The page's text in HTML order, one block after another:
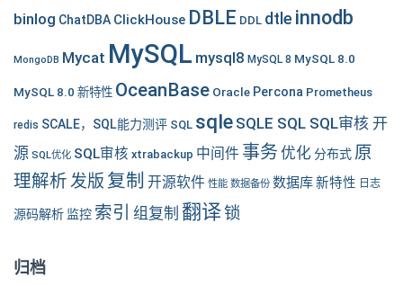
binlog ChatDBA ClickHouse DBLE DDL dtleinnodb
MongoDB Mycat MySQL mysql8 MySQL 8 MySQL 8.0
MySQL 8.0 新特性 OceanBase Oracle Percona Prometheus
redis SCALE，SQL能力测评 SQL sqle SQLE SQL SQL审核 开
源 SQL优化 SQL审核 xtrabackup 中间件 事务 优化 分布式 原
理解析发版 复制 开源软件 性能 数据备份 数据库新特性 日志
源码解析 监控 索引 组复制 翻译锁
归档